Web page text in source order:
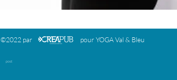
©2022 par pour YOGA Val & Bleu
post